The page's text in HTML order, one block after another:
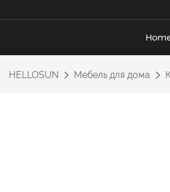
HELLOSUN Мебель для дома